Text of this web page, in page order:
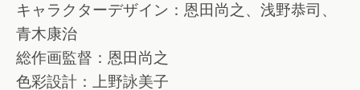
キャラクターデザイン：恩田尚之、浅野恭司、
青木康治
総作画監督：恩田尚之
色彩設計：上野詠美子